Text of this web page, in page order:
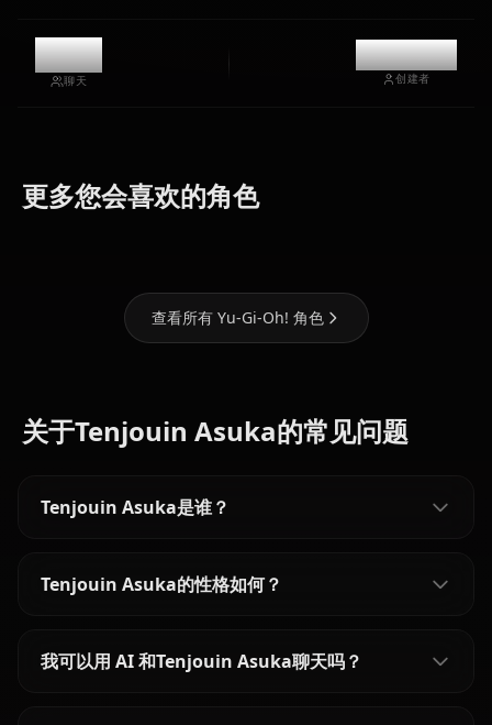
11.2k
聊天
@kanashi
创建者
更多您会喜欢的角色
Magician
查看所有 Yu-Gi-Oh! 角色
关于Tenjouin Asuka的常见问题
Tenjouin Asuka是谁？
Tenjouin Asuka的性格如何？
我可以用 AI 和Tenjouin Asuka聊天吗？